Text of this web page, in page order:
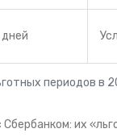
периодов в
их